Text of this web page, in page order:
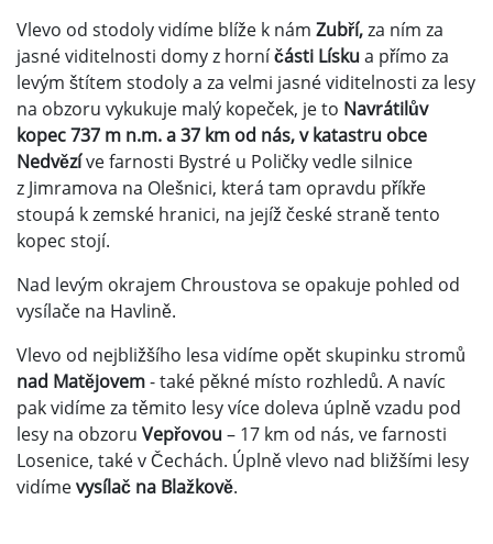
Vlevo od stodoly vidíme blíže k nám Zubří,za ním za
jasné viditelnosti domy z horníčásti Lískua přímo za
levým štítem stodoly a za velmi jasné viditelnosti za lesy
na obzoru vykukuje malý kopeček, je to Navrátilův
kopec 737 m n.m. a 37 km od nás, v katastru obce
Nedvězíve farnosti Bystré u Poličky vedle silnice
z Jimramova na Olešnici, která tam opravdu příkře
stoupá k zemské hranici, na jejíž české straně tento
kopec stojí.
Nad levým okrajem Chroustova se opakuje pohled od
vysílače na Havlině.
Vlevo od nejbližšího lesa vidíme opět skupinku stromů
nad Matějovem- také pěkné místo rozhledů. A navíc
pak vidíme za těmito lesy více doleva úplně vzadu pod
lesy na obzoru Vepřovou– 17 km od nás, ve farnosti
Losenice, také v Čechách. Úplně vlevo nad bližšími lesy
vidímevysílač na Blažkově.